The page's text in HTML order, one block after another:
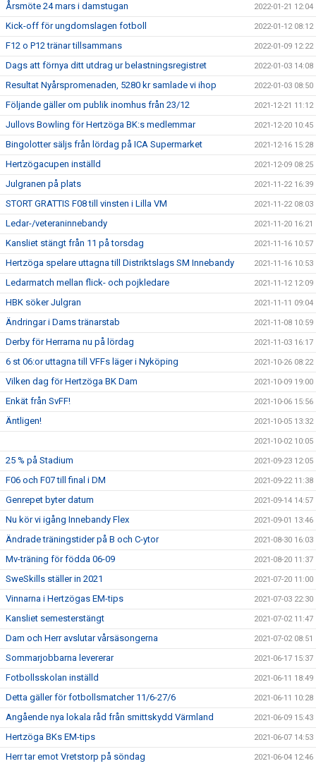
Årsmöte 24 mars i damstugan 2022-01-21 12:04
Kick-off för ungdomslagen fotboll 2022-01-12 08:12
F12 o P12 tränar tillsammans 2022-01-09 12:22
Dags att förnya ditt utdrag ur belastningsregistret 2022-01-03 14:08
Resultat Nyårspromenaden, 5280 kr samlade vi ihop 2022-01-03 08:50
Följande gäller om publik inomhus från 23/12 2021-12-21 11:12
Jullovs Bowling för Hertzöga BK:s medlemmar 2021-12-20 10:45
Bingolotter säljs från lördag på ICA Supermarket 2021-12-16 15:28
Hertzögacupen inställd 2021-12-09 08:25
Julgranen på plats 2021-11-22 16:39
STORT GRATTIS F08 till vinsten i Lilla VM 2021-11-22 08:03
Ledar-/veteraninnebandy 2021-11-20 16:21
Kansliet stängt från 11 på torsdag 2021-11-16 10:57
Hertzöga spelare uttagna till Distriktslags SM Innebandy 2021-11-16 10:53
Ledarmatch mellan flick- och pojkledare 2021-11-12 12:09
HBK söker Julgran 2021-11-11 09:04
Ändringar i Dams tränarstab 2021-11-08 10:59
Derby för Herrarna nu på lördag 2021-11-03 16:17
6 st 06:or uttagna till VFFs läger i Nyköping 2021-10-26 08:22
Vilken dag för Hertzöga BK Dam 2021-10-09 19:00
Enkät från SvFF! 2021-10-06 15:56
Äntligen! 2021-10-05 13:32
2021-10-02 10:05
25 % på Stadium 2021-09-23 12:05
F06 och F07 till final i DM 2021-09-22 11:38
Genrepet byter datum 2021-09-14 14:57
Nu kör vi igång Innebandy Flex 2021-09-01 13:46
Ändrade träningstider på B och C-ytor 2021-08-30 16:03
Mv-träning för födda 06-09 2021-08-20 11:37
SweSkills ställer in 2021 2021-07-20 11:00
Vinnarna i Hertzögas EM-tips 2021-07-03 22:30
Kansliet semesterstängt 2021-07-02 11:47
Dam och Herr avslutar vårsäsongerna 2021-07-02 08:51
Sommarjobbarna levererar 2021-06-17 15:37
Fotbollsskolan inställd 2021-06-11 18:49
Detta gäller för fotbollsmatcher 11/6-27/6 2021-06-11 10:28
Angående nya lokala råd från smittskydd Värmland 2021-06-09 15:43
Hertzöga BKs EM-tips 2021-06-07 14:53
Herr tar emot Vretstorp på söndag 2021-06-04 12:46